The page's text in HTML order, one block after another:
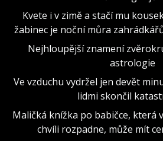
Kvete i v zimě a stačí mu
žabinec je noční můra
Nejhloupější znamení
astrologie
Ve vzduchu vydržel jen devět
lidmi skončil
Maličká knížka po babičce, která
chvíli rozpadne, může mít